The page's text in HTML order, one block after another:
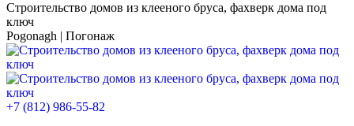
Строительство домов из клееного бруса, фахверк дома под
ключ
Pogonagh | Погонаж
+7 (812) 986-55-82